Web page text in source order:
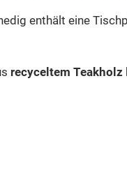
enthält eine
recyceltem Teakholz